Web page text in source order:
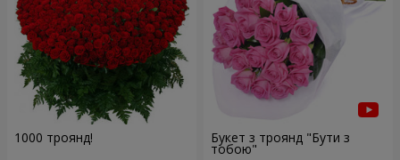
1000 троянд! Букет з троянд "Бути з
тобою"